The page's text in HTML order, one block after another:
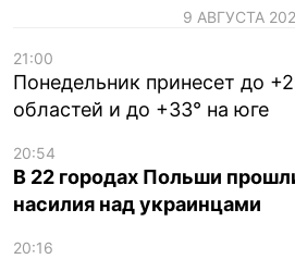
9 АВГУСТА
21:00
Понедельник принесет до
областей и до +33° на юге
20:54
В 22 городах Польши
насилия над украинцами
20:16